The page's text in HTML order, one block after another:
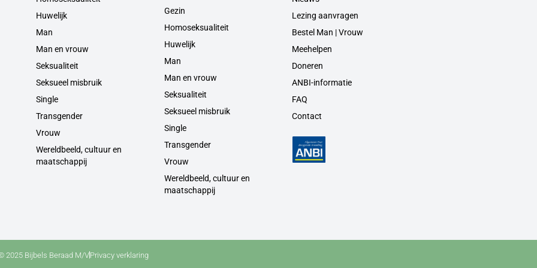
Huwelijk
Man
Man en vrouw
Seksualiteit
Seksueel misbruik
Single
Transgender
Vrouw
Wereldbeeld, cultuur en
maatschappij
Gezin
Homoseksualiteit
Huwelijk
Man
Man en vrouw
Seksualiteit
Seksueel misbruik
Single
Transgender
Vrouw
Wereldbeeld, cultuur en
maatschappij
Lezing aanvragen
Bestel Man | Vrouw
Meehelpen
Doneren
ANBI-informatie
FAQ
Contact
2025 Bijbels Beraad M/VPrivacy verklaring